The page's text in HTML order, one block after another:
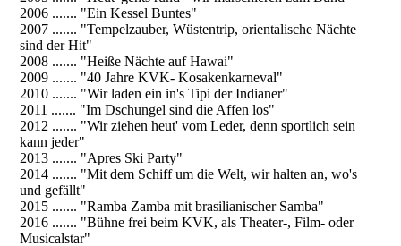
2006 ....... "Ein Kessel Buntes"
2007 ....... "Tempelzauber, Wüstentrip, orientalische Nächte
sind der Hit"
2008 ....... "Heiße Nächte auf Hawai"
2009 ....... "40 Jahre KVK- Kosakenkarneval"
2010 ....... "Wir laden ein in's Tipi der Indianer"
2011 ....... "Im Dschungel sind die Affen los"
2012 ....... "Wir ziehen heut' vom Leder, denn sportlich sein
kann jeder"
2013 ....... "Apres Ski Party"
2014 ....... "Mit dem Schiff um die Welt, wir halten an, wo's
und gefällt"
2015 ....... "Ramba Zamba mit brasilianischer Samba"
2016 ....... "Bühne frei beim KVK, als Theater-, Film- oder
Musicalstar"